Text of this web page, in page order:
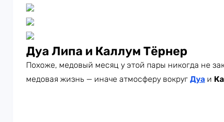
Дуа Липа и Каллум Тёрнер
Похоже, медовый месяц у этой пары никогда не
медовая жизнь — иначе атмосферу вокруг Дуа и